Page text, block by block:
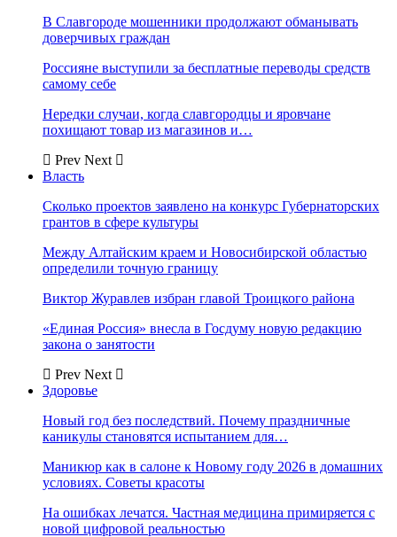
В Славгороде мошенники продолжают обманывать
доверчивых граждан
Россияне выступили за бесплатные переводы средств
самому себе
Нередки случаи, когда славгородцы и яровчане
похищают товар из магазинов и…
Prev Next
Власть
Сколько проектов заявлено на конкурс Губернаторских
грантов в сфере культуры
Между Алтайским краем и Новосибирской областью
определили точную границу
Виктор Журавлев избран главой Троицкого района
«Единая Россия» внесла в Госдуму новую редакцию
закона о занятости
Prev Next
Здоровье
Новый год без последствий. Почему праздничные
каникулы становятся испытанием для…
Маникюр как в салоне к Новому году 2026 в домашних
условиях. Советы красоты
На ошибках лечатся. Частная медицина примиряется с
новой цифровой реальностью